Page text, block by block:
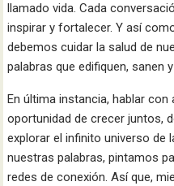
llamado vida. Cada
inspirar y fortalecer. Y así
debemos cuidar la salud de
palabras que edifiquen, sanen
En última instancia, hablar
oportunidad de crecer juntos,
explorar el infinito universo de
nuestras palabras, pintamos
redes de conexión. Así que,